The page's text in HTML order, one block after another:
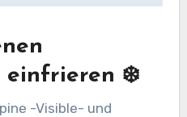
einfrieren ❄️
-Visible- und